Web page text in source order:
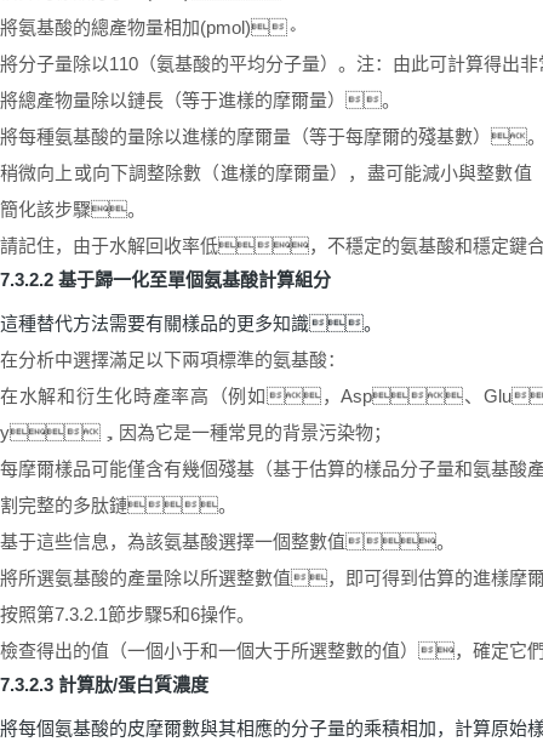
將氨基酸的總產物量相加(pmol)。
將分子量除以110 （氨基酸的平均分子量）。注：由此可計算得出
將總產物量除以鏈長（等于進樣的摩爾量）。
將每種氨基酸的量除以進樣的摩爾量（等于每摩爾的殘基數）
稍微向上或向下調整除數（進樣的摩爾量），盡可能減小與整數值
簡化該步驟。
請記住，由于水解回收率低，不穩定的氨基酸和穩定鍵
7.3.2.2 基于歸一化至單個氨基酸計算組分
這種替代方法需要有關樣品的更多知識。
在分析中選擇滿足以下兩項標準的氨基酸：
在水解和衍生化時產率高（例如，Asp、 Glu
y，因為它是一種常見的背景污染物；
每摩爾樣品可能僅含有幾個殘基（基于估算的樣品分子量和氨
割完整的多肽鏈。
基于這些信息，為該氨基酸選擇一個整數值。
將所選氨基酸的產量除以所選整數值，即可得到估算的進樣
按照第7.3.2.1節步驟5和6操作。
檢查得出的值（一個小于和一個大于所選整數的值），確定它
7.3.2.3 計算肽/蛋白質濃度
將每個氨基酸的皮摩爾數與其相應的分子量的乘積相加，計算原始